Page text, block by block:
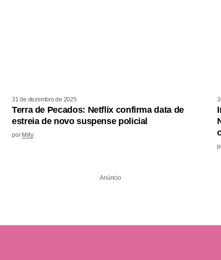
31 de dezembro de 2025
Terra de Pecados: Netflix confirma data de
estreia de novo suspense policial
por Milly
Anúncio